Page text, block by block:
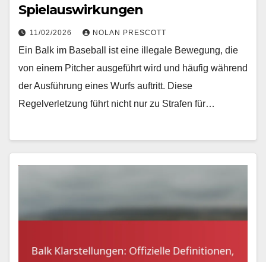
Spielauswirkungen
11/02/2026 NOLAN PRESCOTT
Ein Balk im Baseball ist eine illegale Bewegung, die
von einem Pitcher ausgeführt wird und häufig während
der Ausführung eines Wurfs auftritt. Diese
Regelverletzung führt nicht nur zu Strafen für…